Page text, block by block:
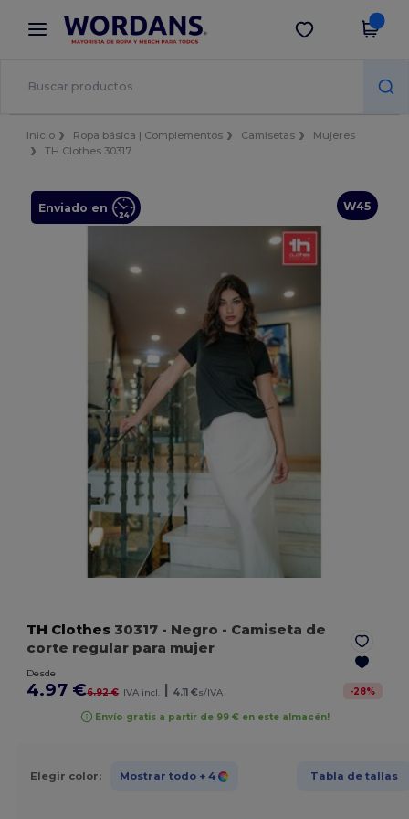
× App de Wordans
¡Mejores precios en app!
Descargar app
Inicio Ropa básica | Complementos Camisetas
Mujeres
TH Clothes 30317
W45
Enviado en
TH Clothes 30317 - Negro - Camiseta de
corte regular para mujer
Desde
4.97 €6.92 € IVA incl. 4.11 €s/IVA -28%
Envío gratis a partir de 99 € en este almacén!
Elegir color: Mostrar todo + 4 Tabla de tallas